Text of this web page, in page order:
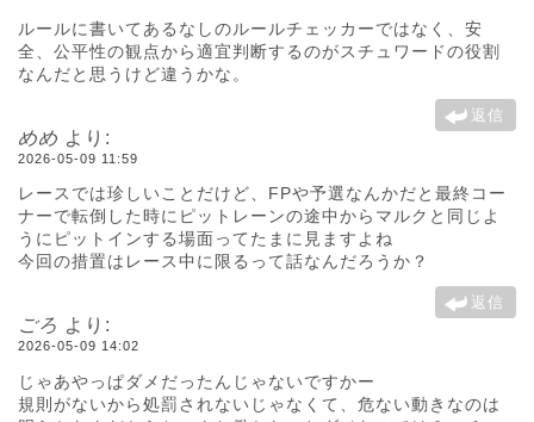
ルールに書いてあるなしのルールチェッカーではなく、安
全、公平性の観点から適宜判断するのがスチュワードの役割
なんだと思うけど違うかな。
返信
めめ より:
2026-05-09 11:59
レースでは珍しいことだけど、FPや予選なんかだと最終コー
ナーで転倒した時にピットレーンの途中からマルクと同じよ
うにピットインする場面ってたまに見ますよね
今回の措置はレース中に限るって話なんだろうか？
返信
ごろ より:
2026-05-09 14:02
じゃあやっぱダメだったんじゃないですかー
規則がないから処罰されないじゃなくて、危ない動きなのは